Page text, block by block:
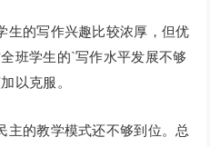
生的写作兴趣比较浓厚，但优
班学生的`写作水平发展不够
以克服。
主的教学模式还不够到位。总